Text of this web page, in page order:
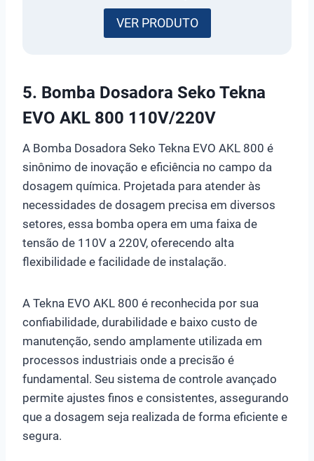
VER PRODUTO
5. Bomba Dosadora Seko Tekna
EVO AKL 800 110V/220V
A Bomba Dosadora Seko Tekna EVO AKL 800 é
sinônimo de inovação e eficiência no campo da
dosagem química. Projetada para atender às
necessidades de dosagem precisa em diversos
setores, essa bomba opera em uma faixa de
tensão de 110V a 220V, oferecendo alta
flexibilidade e facilidade de instalação.
A Tekna EVO AKL 800 é reconhecida por sua
confiabilidade, durabilidade e baixo custo de
manutenção, sendo amplamente utilizada em
processos industriais onde a precisão é
fundamental. Seu sistema de controle avançado
permite ajustes finos e consistentes, assegurando
que a dosagem seja realizada de forma eficiente e
segura.